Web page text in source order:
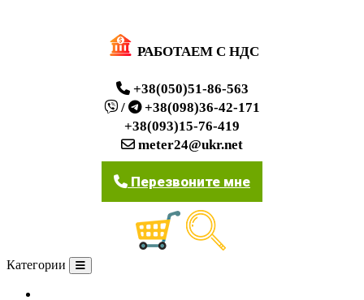
РАБОТАЕМ С НДС
+38(050)51-86-563
/
+38(098)36-42-171
+38(093)15-76-419
meter24@ukr.net
Перезвоните мне
Категории